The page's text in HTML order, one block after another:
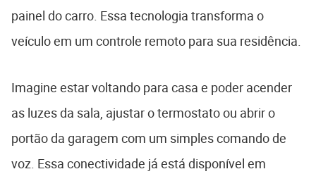
painel do carro. Essa tecnologia transforma o
veículo em um controle remoto para sua residência.
Imagine estar voltando para casa e poder acender
as luzes da sala, ajustar o termostato ou abrir o
portão da garagem com um simples comando de
voz. Essa conectividade já está disponível em